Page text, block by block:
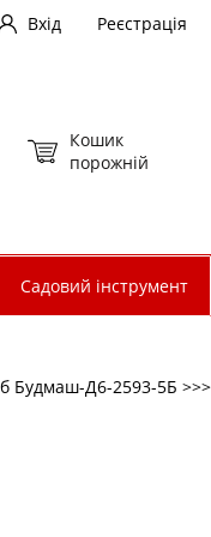
Вхід
Реєстрація
Кошик
порожній
Садовий інструмент
Будмаш-Д6-2593-5Б >>>